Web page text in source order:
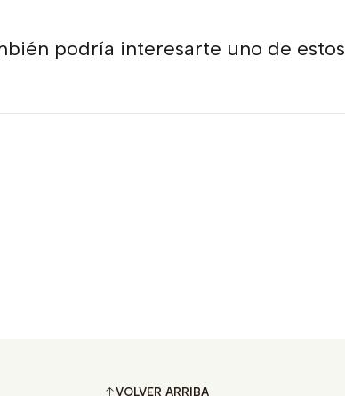
podría interesarte uno de estos
VOLVER ARRIBA